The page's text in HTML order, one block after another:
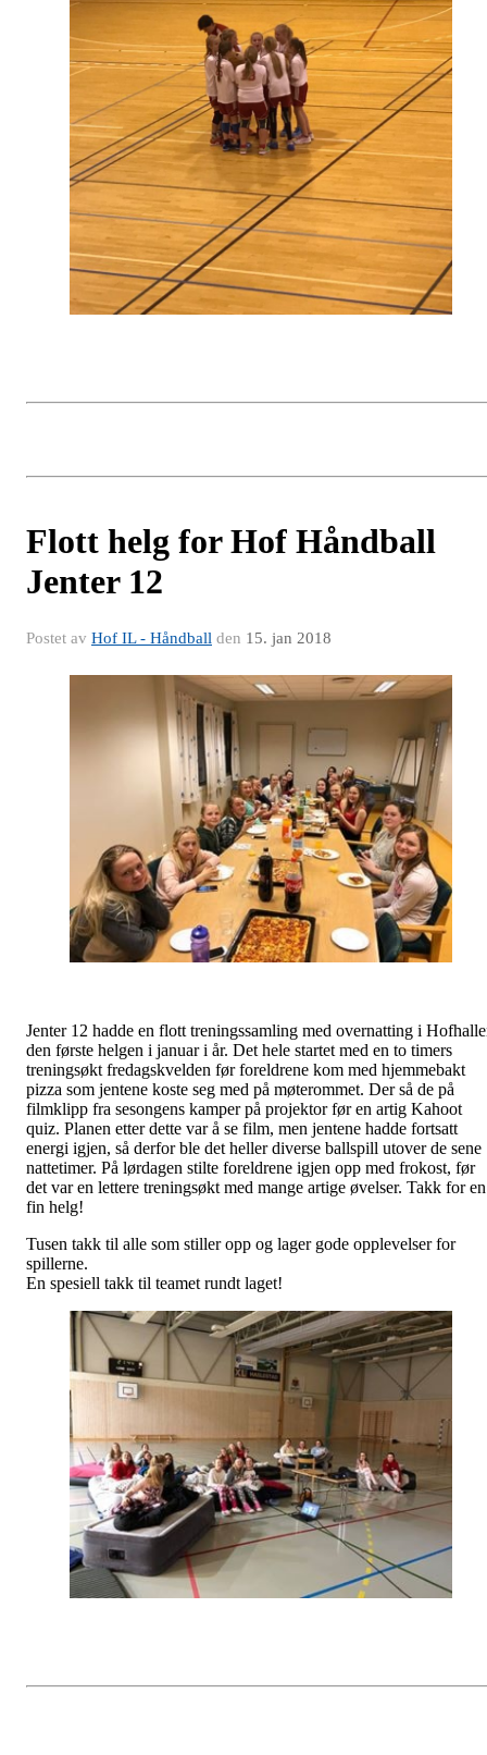
Flott helg for Hof Håndball
Jenter 12
Postet av Hof IL - Håndball den 15. jan 2018
Jenter 12 hadde en flott treningssamling med overnatting i
den første helgen i januar i år. Det hele startet med en to timers
treningsøkt fredagskvelden før foreldrene kom med hjemmebakt
pizza som jentene koste seg med på møterommet. Der så de på
filmklipp fra sesongens kamper på projektor før en artig Kahoot
quiz. Planen etter dette var å se film, men jentene hadde fortsatt
energi igjen, så derfor ble det heller diverse ballspill utover de sene
nattetimer. På lørdagen stilte foreldrene igjen opp med frokost, før
det var en lettere treningsøkt med mange artige øvelser. Takk for en
fin helg!
Tusen takk til alle som stiller opp og lager gode opplevelser for
spillerne.
En spesiell takk til teamet rundt laget!